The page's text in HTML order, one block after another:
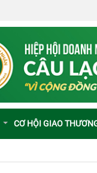
CƠ HỘI GIAO